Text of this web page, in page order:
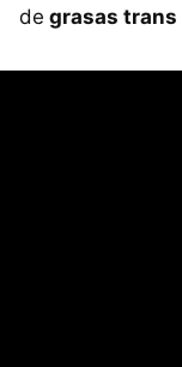
de grasas trans